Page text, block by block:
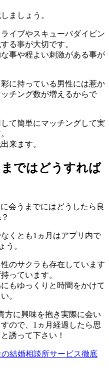
ましょう。
イブやスキューバダイビン
る事が大切です。
事や程よい刺激がある事が
に持っている男性には惹か
チング数が増えるからで
て簡単にマッチングして実
来ます。
ではどうすれば
会うまでにはどうしたら良
くとも1ヵ月はアプリ内で
う。
のサクラも存在しています
っています。
もゆっくりと時間をかけて
。
方に興味を抱き実際に会い
ので、1ヵ月経過したら思
誘って下さい！
結婚相談所サービス徹底